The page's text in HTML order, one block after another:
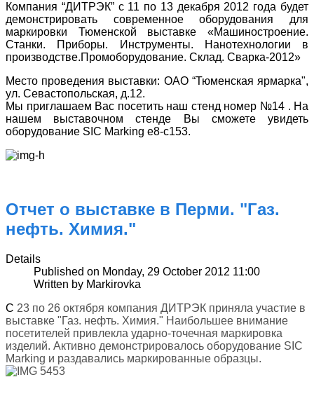
Компания “ДИТРЭК” с 11 по 13 декабря 2012 года будет
демонстрировать современное оборудования для
маркировки Тюменской выставке «Машиностроение.
Станки. Приборы. Инструменты. Нанотехнологии в
производстве.Промоборудование. Склад. Сварка-2012»
Место проведения выставки: ОАО “Тюменская ярмарка",
ул. Севастопольская, д.12.
Мы приглашаем Вас посетить наш стенд номер №14 . На
нашем выставочном стенде Вы сможете увидеть
оборудование SIC Marking e8-c153.
Отчет о выставке в Перми. "Газ.
нефть. Химия."
Details
Published on Monday, 29 October 2012 11:00
Written by Markirovka
С 23 по 26 октября компания ДИТРЭК приняла участие в
выставке "Газ. нефть. Химия." Наибольшее внимание
посетителей привлекла ударно-точечная маркировка
изделий. Активно демонстрировалось оборудование SIC
Marking и раздавались маркированные образцы.